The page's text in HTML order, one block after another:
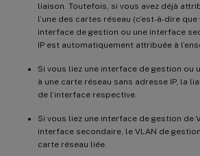
liaison. Toutefois, si vous avez déjà
l’une des cartes réseau (c’est-à-dire
interface de gestion ou une interface
IP est automatiquement attribuée à
Si vous liez une interface de gestion ou
à une carte réseau sans adresse IP, la
de l’interface respective.
Si vous liez une interface de gestion de
interface secondaire, le VLAN de
carte réseau liée.